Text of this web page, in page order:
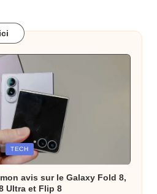
TECH
avis sur le Galaxy Fold 8,
Ultra et Flip 8